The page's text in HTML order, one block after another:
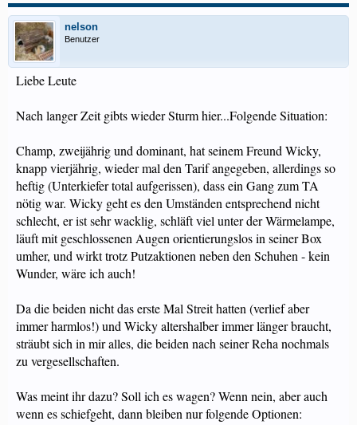
nelson
Benutzer
Liebe Leute
Nach langer Zeit gibts wieder Sturm hier...Folgende Situation:
Champ, zweijährig und dominant, hat seinem Freund Wicky,
knapp vierjährig, wieder mal den Tarif angegeben, allerdings so
heftig (Unterkiefer total aufgerissen), dass ein Gang zum TA
nötig war. Wicky geht es den Umständen entsprechend nicht
schlecht, er ist sehr wacklig, schläft viel unter der Wärmelampe,
läuft mit geschlossenen Augen orientierungslos in seiner Box
umher, und wirkt trotz Putzaktionen neben den Schuhen - kein
Wunder, wäre ich auch!
Da die beiden nicht das erste Mal Streit hatten (verlief aber
immer harmlos!) und Wicky altershalber immer länger braucht,
sträubt sich in mir alles, die beiden nach seiner Reha nochmals
zu vergesellschaften.
Was meint ihr dazu? Soll ich es wagen? Wenn nein, aber auch
wenn es schiefgeht, dann bleiben nur folgende Optionen: